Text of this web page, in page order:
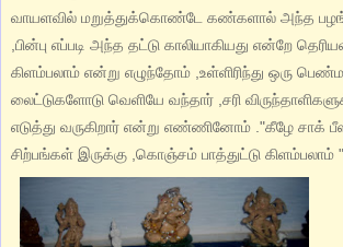
வாயளவில் மறுத்துக்கொண்டே கண்களால் அந்த
,பின்பு எப்படி அந்த தட்டு காலியாகியது என்றே
கிளம்பலாம் என்று எழுந்தோம் ,உள்ளிரிந்து ஒரு
லைட்டுகளோடு வெளியே வந்தார் ,சரி
எடுத்து வருகிறார் என்று எண்ணினோம் ."கீழே சாக்
சிற்பங்கள் இருக்கு ,கொஞ்சம் பாத்துட்டு கிளம்பலாம் "